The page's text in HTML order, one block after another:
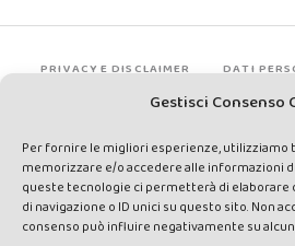
Gestisci Consenso
Per fornire le migliori esperienze, utilizziamo
memorizzare e/o accedere alle informazioni
queste tecnologie ci permetterà di
di navigazione o ID unici su questo sito. Non
consenso può influire negativamente su
PRIVACY E DISCLAIMER DATI